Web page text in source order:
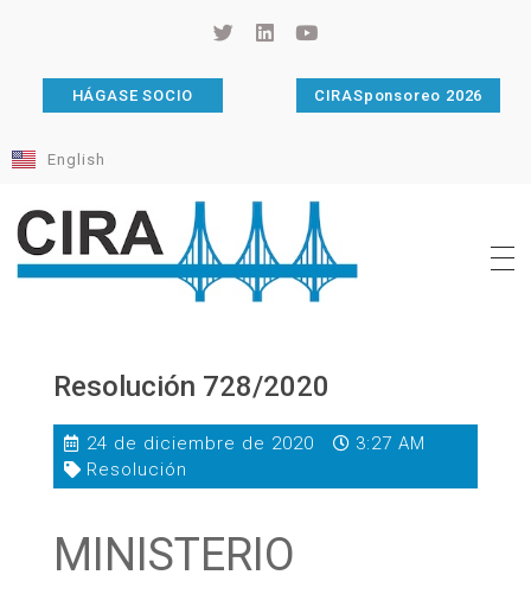
HÁGASE SOCIO CIRASponsoreo 2026
English
Resolución 728/2020
24 de diciembre de 2020
3:27 AM
Resolución
MINISTERIO